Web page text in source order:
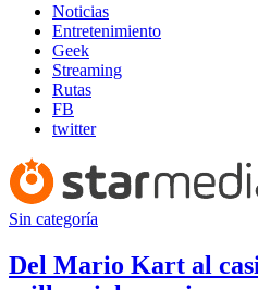
Noticias
Entretenimiento
Geek
Streaming
Rutas
FB
twitter
Sin categoría
Del Mario Kart al